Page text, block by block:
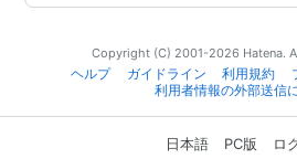
Copyright (C) 2001-2026 Hatena.
ヘルプ
ガイドライン 利用規約
利用者情報の外部送信
日本語 PC版 ロ